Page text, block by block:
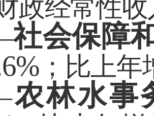
政经常性
社会保障
；比上年
农林水事